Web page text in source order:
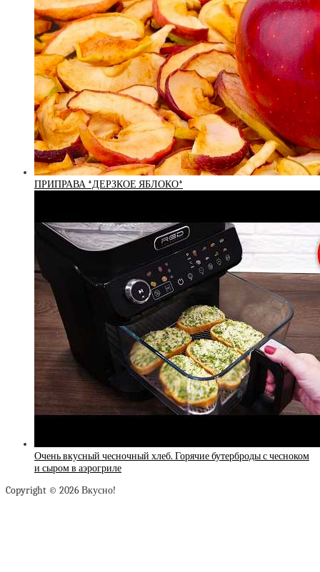
ПРИПРАВА *ДЕРЗКОЕ ЯБЛОКО*
Очень вкусный чесночный хлеб. Горячие бутерброды с чесноком
и сыром в аэрогриле
Copyright © 2026 Вкусно!